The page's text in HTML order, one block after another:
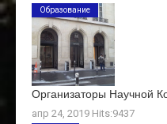
Организаторы Научной
апр 24, 2019 Hits:9437
Образование